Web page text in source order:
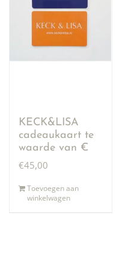
KECK&LISA
cadeaukaart te
waarde van €
50,00
€45,00
Toevoegen aan
winkelwagen